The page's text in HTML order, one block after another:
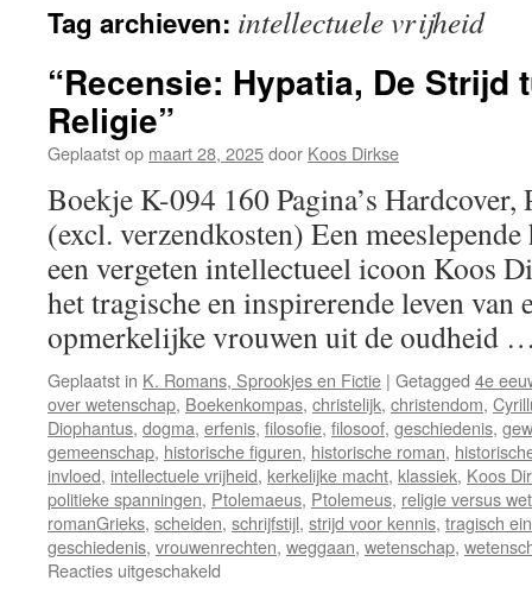
Tag archieven: intellectuele vrijheid
“Recensie: Hypatia, De Strijd
Religie”
Geplaatst op maart 28, 2025door Koos Dirkse
Boekje K-094 160 Pagina’s
(excl. verzendkosten) Een
een vergeten intellectueel icoon Koos
het tragische en inspirerende leven van
opmerkelijke vrouwen uit de oudheid
Geplaatst in K. Romans, Sprookjes en Fictie | Getagged 4e
over wetenschap, Boekenkompas, christelijk, christendom,
Diophantus, dogma, erfenis, filosofie, filosoof, geschiedenis,
gemeenschap, historische figuren, historische roman,
invloed, intellectuele vrijheid, kerkelijke macht, klassiek, Koos
politieke spanningen, Ptolemaeus, Ptolemeus, religie versus
romanGrieks, scheiden, schrijfstijl, strijd voor kennis, tragisch
geschiedenis, vrouwenrechten, weggaan, wetenschap,
Reacties uitgeschakeld